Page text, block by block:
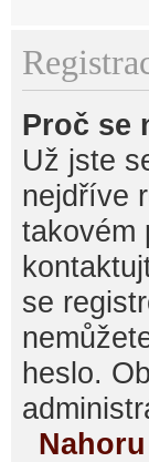
Proč se
Už jste
nejdříve
takovém
se
heslo.
Nahoru